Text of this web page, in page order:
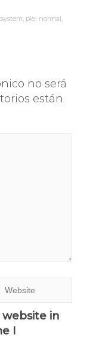
, piel normal,
no será
están
website in
I